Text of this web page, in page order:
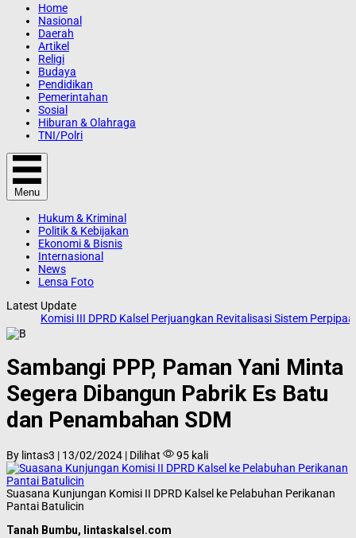
Home
Nasional
Daerah
Artikel
Religi
Budaya
Pendidikan
Pemerintahan
Sosial
Hiburan & Olahraga
TNI/Polri
Menu
Hukum & Kriminal
Politik & Kebijakan
Ekonomi & Bisnis
Internasional
News
Lensa Foto
Latest Update
Komisi III DPRD Kalsel Perjuangkan Revitalisasi Sistem
Sambangi PPP, Paman Yani Minta
Segera Dibangun Pabrik Es Batu
dan Penambahan SDM
By lintas3 | 13/02/2024 | Dilihat 95 kali
Suasana Kunjungan Komisi II DPRD Kalsel ke Pelabuhan Perikanan
Pantai Batulicin
Tanah Bumbu, lintaskalsel.com